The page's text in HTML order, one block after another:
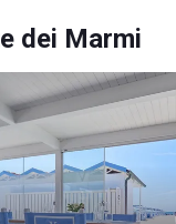
dei Marmi